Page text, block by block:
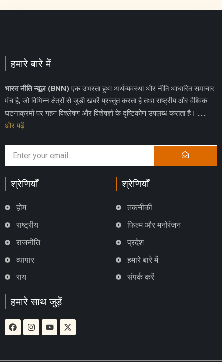
हमारे बारे में
भारत नीति न्यूज़ (BNN) एक उभरता हुआ अर्थव्यवस्था और नीति आधारित समाचार
मंच है, जो विभिन्न क्षेत्रों से जुड़ी खबरें प्रस्तुत करता है तथा राष्ट्रीय और वैश्विक
घटनाक्रमों पर गहन विश्लेषण और विशेषज्ञों के दृष्टिकोण उपलब्ध कराता है। ……
और पढ़ें
श्रेणियाँ
होम
राष्ट्रीय
राजनीति
व्यापार
राय
श्रेणियाँ
तकनीकी
फिल्म और मनोरंजन
प्रदेश
हमारे बारे में
संपर्क करें
हमारे साथ जुड़ें